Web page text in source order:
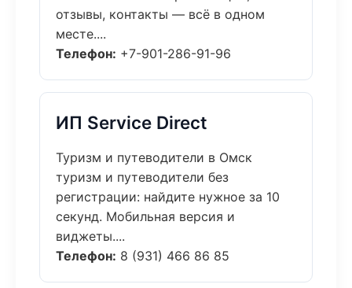
отзывы, контакты — всё в одном
месте....
Телефон: +7-901-286-91-96
ИП Service Direct
Туризм и путеводители в Омск
туризм и путеводители без
регистрации: найдите нужное за 10
секунд. Мобильная версия и
виджеты....
Телефон: 8 (931) 466 86 85